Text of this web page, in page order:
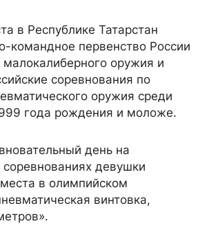
в Республике Татарстан
командное первенство России
малокалиберного оружия и
соревнования по
оружия среди
года рождения и моложе.
день на
соревнованиях девушки
в олимпийском
винтовка,